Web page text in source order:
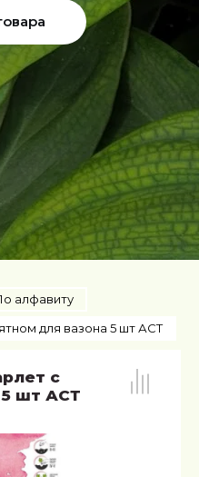
алфавиту
для вазона 5 шт АСТ
с
5 шт АСТ